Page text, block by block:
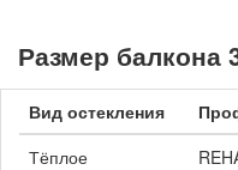
Размер балкона
Вид остекления
Тёплое